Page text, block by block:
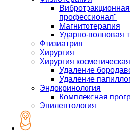
профессионал"
Магнитотерапия
Ударно-волновая
Фтизиатрия
Хирургия
Хирургия косметическая
Удаление
Удаление
Эндокринология
Комплексная
Эпилептология